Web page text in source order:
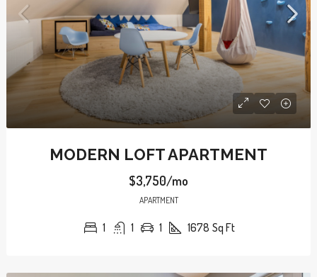
MODERN LOFT APARTMENT
$3,750/mo
APARTMENT
1 1 1 1678 Sq Ft